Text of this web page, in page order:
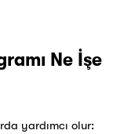
Ne İşe
yardımcı olur: